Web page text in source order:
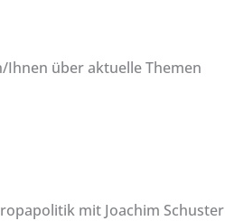
über aktuelle Themen
mit Joachim Schuster